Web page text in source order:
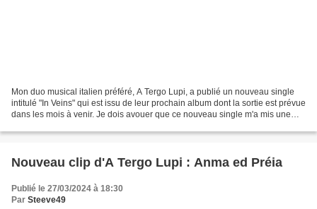
Mon duo musical italien préféré, A Tergo Lupi, a publié un nouveau single
intitulé "In Veins" qui est issu de leur prochain album dont la sortie est prévue
dans les mois à venir. Je dois avouer que ce nouveau single m'a mis une
Nouveau clip d'A Tergo Lupi : Anma ed Préia
Publié le 27/03/2024 à 18:30
Par Steeve49